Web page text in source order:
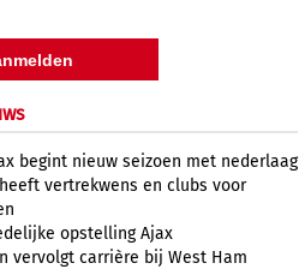
begint nieuw seizoen met nederlaag
vertrekwens en clubs voor
opstelling Ajax
vervolgt carrière bij West Ham